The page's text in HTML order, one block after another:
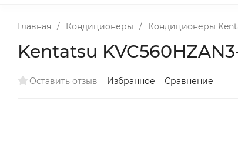
Главная / Кондиционеры / Кондиционеры
Kentatsu
Оставить отзыв Избранное Сравнение